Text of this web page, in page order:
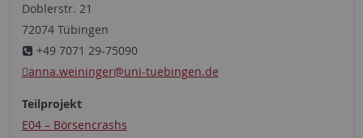
Doblerstr. 21
72074 Tübingen
+49 7071 29-75090
anna.weininger@uni-tuebingen.de
Teilprojekt
E04 – Börsencrashs